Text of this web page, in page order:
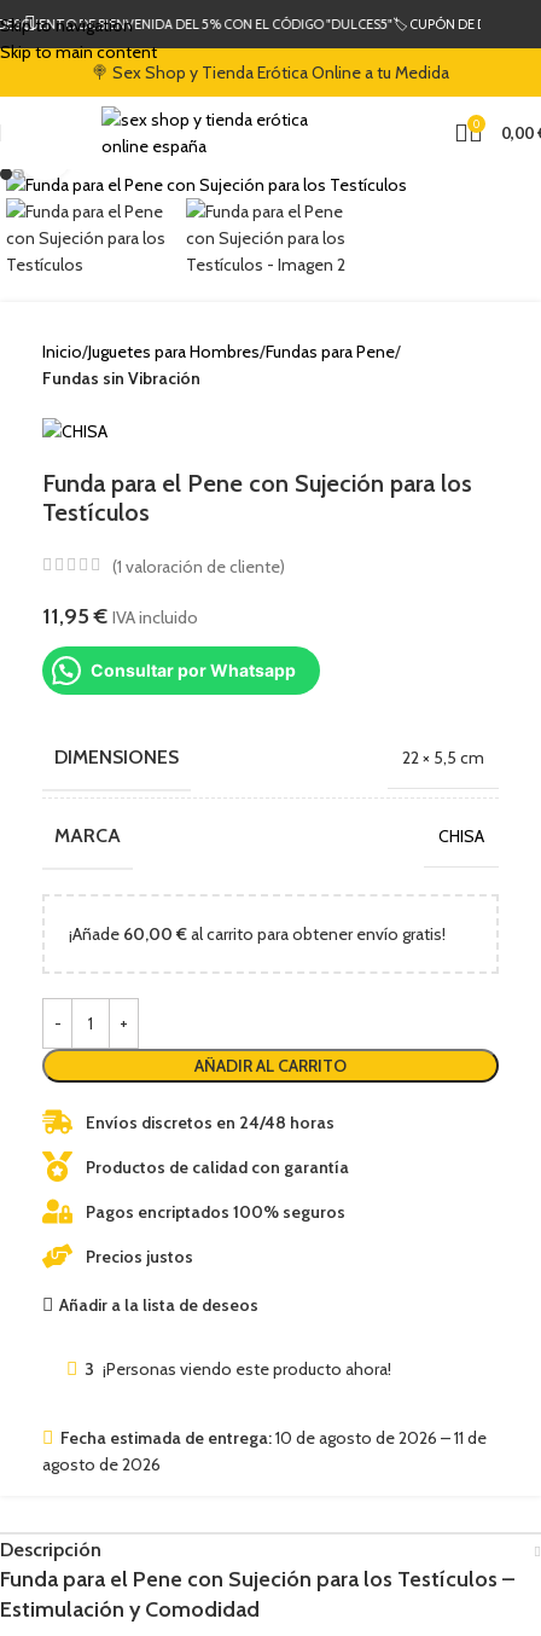
Skip to navigation
Skip to main content
🍭 Sex Shop y Tienda Erótica Online a tu Medida
0 0,00
Clic para ampliar
Inicio Juguetes para Hombres Fundas para Pene
Fundas sin Vibración
Funda para el Pene con Sujeción para los
Testículos
(1 valoración de cliente)
11,95€ IVA incluido
Consultar por Whatsapp
DIMENSIONES 22 × 5,5 cm
MARCA CHISA
¡Añade 60,00 €al carrito para obtener envío gratis!
AÑADIR AL CARRITO
Envíos discretos en 24/48 horas
Productos de calidad con garantía
Pagos encriptados 100% seguros
Precios justos
Añadir a la lista de deseos
3 ¡Personas viendo este producto ahora!
Fecha estimada de entrega:10 de agosto de 2026 – 11 de
agosto de 2026
Descripción
Funda para el Pene con Sujeción para los Testículos –
Estimulación y Comodidad
DE BIENVENIDA DEL 5% CON EL CÓDIGO "DULCES5"🏷️ CUPÓN DE